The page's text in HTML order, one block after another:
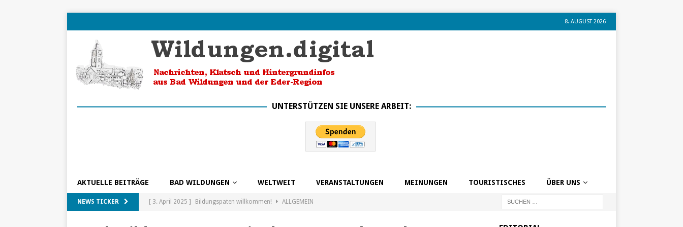
8. AUGUST 2026
UNTERSTÜTZEN SIE UNSERE ARBEIT:
AKTUELLE BEITRÄGE BAD WILDUNGEN WELTWEIT VERANSTALTUNGEN MEINUNGEN TOURISTISCHES ÜBER UNS
NEWS TICKER [ 3. April 2025 ] Bildungspaten willkommen! ALLGEMEIN